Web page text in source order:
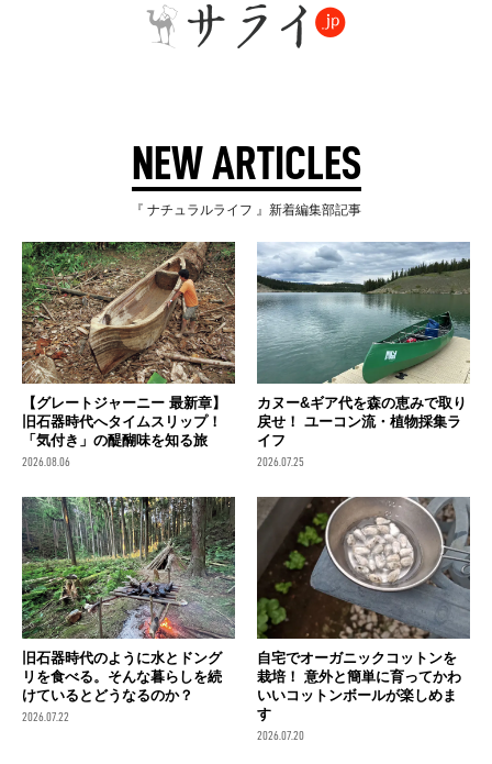
NEW ARTICLES
『 ナチュラルライフ 』新着編集部記事
【グレートジャーニー 最新章】
旧石器時代へタイムスリップ！
「気付き」の醍醐味を知る旅
2026.08.06
カヌー&ギア代を森の恵みで取り
戻せ！ ユーコン流・植物採集ラ
イフ
2026.07.25
旧石器時代のように水とドング
リを食べる。そんな暮らしを続
けているとどうなるのか？
2026.07.22
自宅でオーガニックコットンを
栽培！ 意外と簡単に育ってかわ
いいコットンボールが楽しめま
す
2026.07.20